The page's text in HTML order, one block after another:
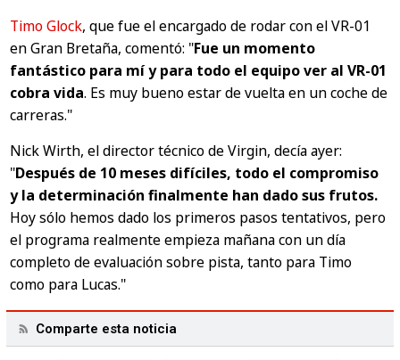
Timo Glock, que fue el encargado de rodar con el VR-01
en Gran Bretaña, comentó: "Fue un momento
fantástico para mí y para todo el equipo ver al VR-01
cobra vida. Es muy bueno estar de vuelta en un coche de
carreras."
Nick Wirth, el director técnico de Virgin, decía ayer:
"Después de 10 meses difíciles, todo el compromiso
y la determinación finalmente han dado sus frutos.
Hoy sólo hemos dado los primeros pasos tentativos, pero
el programa realmente empieza mañana con un día
completo de evaluación sobre pista, tanto para Timo
como para Lucas."
Comparte esta noticia